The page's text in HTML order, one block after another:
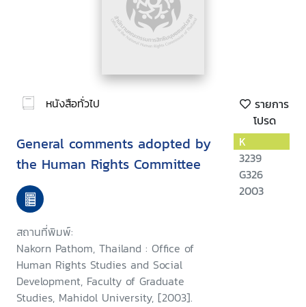
หนังสือทั่วไป
รายการ
โปรด
General comments adopted by
the Human Rights Committee
สถานที่พิมพ์:
Nakorn Pathom, Thailand : Office of
Human Rights Studies and Social
Development, Faculty of Graduate
Studies, Mahidol University, [2003].
K
3239
G326
2003